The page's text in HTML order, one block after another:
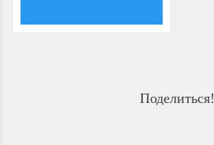
Поделиться!